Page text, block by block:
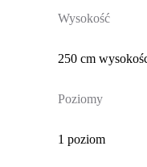
Wysokość
250 cm
Poziomy
1 poziom